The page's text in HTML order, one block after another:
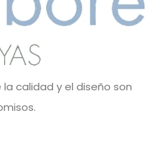
calidad y el diseño son